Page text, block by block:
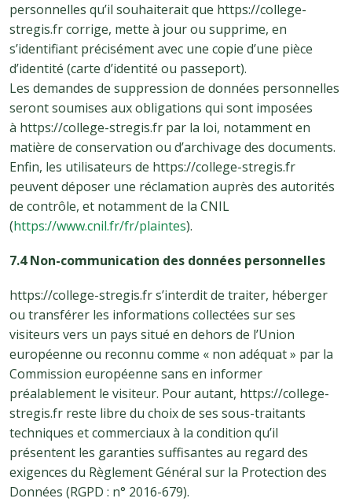
personnelles qu’il souhaiterait que https://college-
stregis.fr corrige, mette à jour ou supprime, en
s’identifiant précisément avec une copie d’une pièce
d’identité (carte d’identité ou passeport).
Les demandes de suppression de données personnelles
seront soumises aux obligations qui sont imposées
à https://college-stregis.fr par la loi, notamment en
matière de conservation ou d’archivage des documents.
Enfin, les utilisateurs de https://college-stregis.fr
peuvent déposer une réclamation auprès des autorités
de contrôle, et notamment de la CNIL
(https://www.cnil.fr/fr/plaintes).
7.4 Non-communication des données personnelles
https://college-stregis.fr s’interdit de traiter, héberger
ou transférer les informations collectées sur ses
visiteurs vers un pays situé en dehors de l’Union
européenne ou reconnu comme « non adéquat » par la
Commission européenne sans en informer
préalablement le visiteur. Pour autant, https://college-
stregis.fr reste libre du choix de ses sous-traitants
techniques et commerciaux à la condition qu’il
présentent les garanties suffisantes au regard des
exigences du Règlement Général sur la Protection des
Données (RGPD : n° 2016-679).